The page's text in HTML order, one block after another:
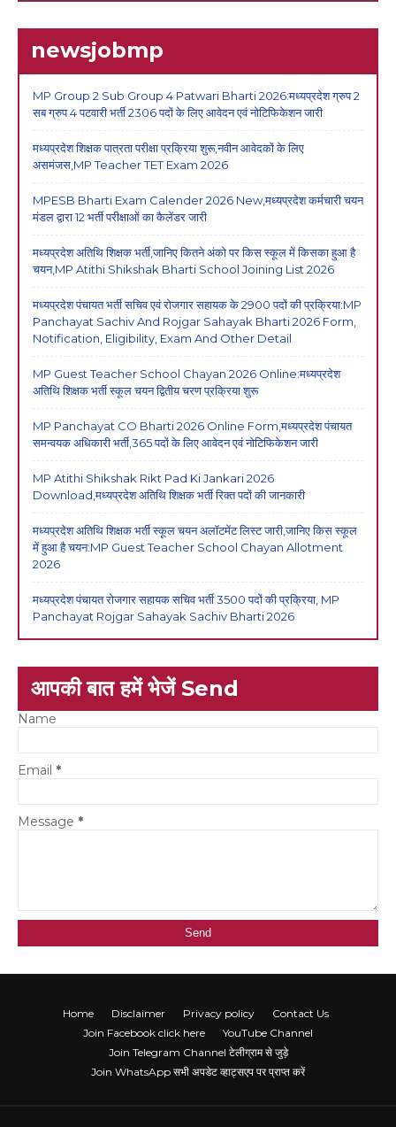
newsjobmp
MP Group 2 Sub Group 4 Patwari Bharti 2026:मध्यप्रदेश ग्रुप 2
सब ग्रुप 4 पटवारी भर्ती 2306 पदों के लिए आवेदन एवं नोटिफिकेशन जारी
मध्यप्रदेश शिक्षक पात्रता परीक्षा प्रक्रिया शुरू,नवीन आवेदकों के लिए
असमंजस,MP Teacher TET Exam 2026
MPESB Bharti Exam Calender 2026 New,मध्यप्रदेश कर्मचारी चयन
मंडल द्वारा 12 भर्ती परीक्षाओं का कैलेंडर जारी
मध्यप्रदेश अतिथि शिक्षक भर्ती,जानिए कितने अंको पर किस स्कूल में किसका हुआ है
चयन,MP Atithi Shikshak Bharti School Joining List 2026
मध्यप्रदेश पंचायत भर्ती सचिव एवं रोजगार सहायक के 2900 पदों की प्रक्रिया:MP
Panchayat Sachiv And Rojgar Sahayak Bharti 2026 Form,
Notification, Eligibility, Exam And Other Detail
MP Guest Teacher School Chayan 2026 Online:मध्यप्रदेश
अतिथि शिक्षक भर्ती स्कूल चयन द्वितीय चरण प्रक्रिया शुरू
MP Panchayat CO Bharti 2026 Online Form,मध्यप्रदेश पंचायत
समन्वयक अधिकारी भर्ती,365 पदों के लिए आवेदन एवं नोटिफिकेशन जारी
MP Atithi Shikshak Rikt Pad Ki Jankari 2026
Download,मध्यप्रदेश अतिथि शिक्षक भर्ती रिक्त पदों की जानकारी
मध्यप्रदेश अतिथि शिक्षक भर्ती स्कूल चयन अलॉटमेंट लिस्ट जारी,जानिए किस स्कूल
में हुआ है चयन:MP Guest Teacher School Chayan Allotment
2026
मध्यप्रदेश पंचायत रोजगार सहायक सचिव भर्ती 3500 पदों की प्रक्रिया, MP
Panchayat Rojgar Sahayak Sachiv Bharti 2026
आपकी बात हमें भेजें Send
Name
Email *
Message *
Home Disclaimer Privacy policy
Contact Us
Join Facebook click here
YouTube Channel
Join Telegram Channel टेलीग्राम से जुड़े
Join WhatsApp सभी अपडेट व्हाट्सएप पर प्राप्त करें